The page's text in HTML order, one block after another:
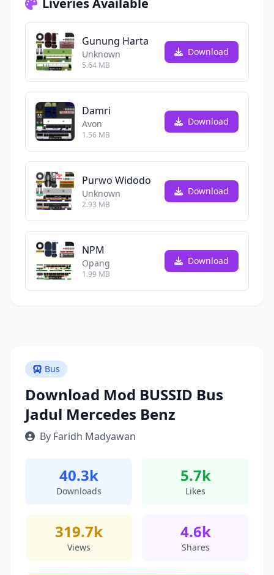
Liveries Available
Gunung Harta
Unknown
5.64 MB
Download
Damri
Avon
1.56 MB
Download
Purwo Widodo
Unknown
2.93 MB
Download
NPM
Opang
1.99 MB
Download
Bus
Download Mod BUSSID Bus
Jadul Mercedes Benz
By Faridh Madyawan
40.3k
Downloads
5.7k
Likes
319.7k
Views
4.6k
Shares